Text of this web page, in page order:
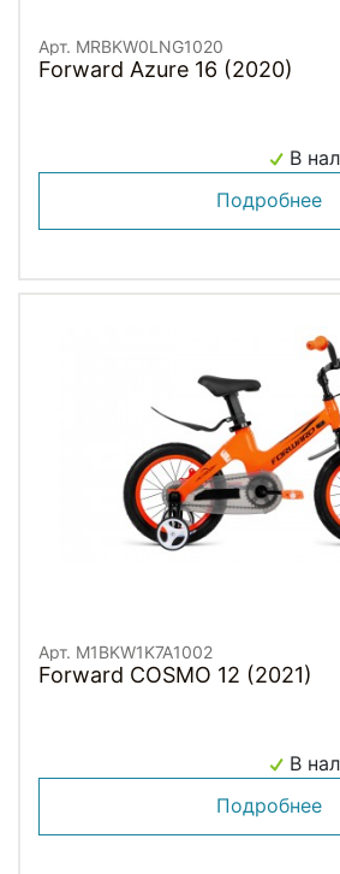
Арт. MRBKW0LNG1020
Forward Azure 16 (2020)
В
Подробнее
Арт. M1BKW1K7A1002
Forward COSMO 12 (2021)
В
Подробнее